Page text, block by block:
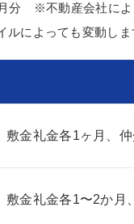
分 ※不動産会社に
によっても変動しま
敷金礼金各1ヶ月、
敷金礼金各1〜2か月